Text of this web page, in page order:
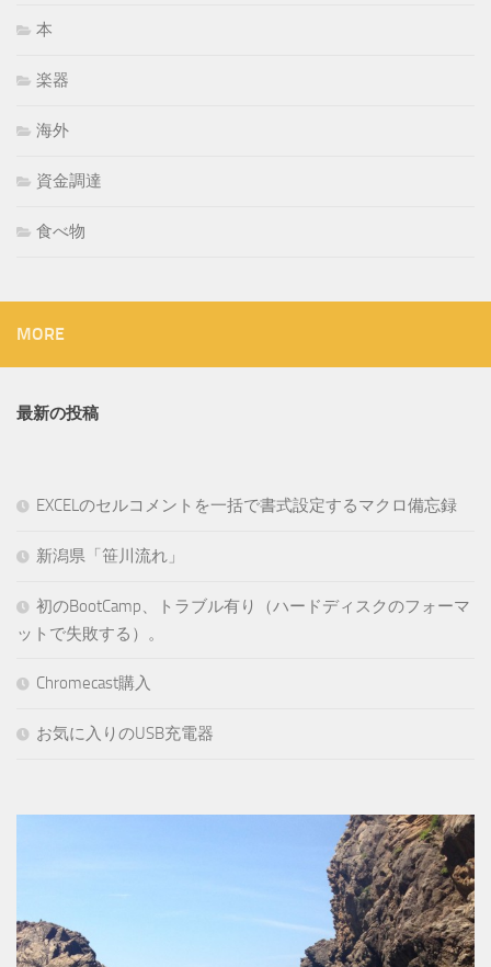
本
楽器
海外
資金調達
食べ物
MORE
最新の投稿
EXCELのセルコメントを一括で書式設定するマクロ備忘録
新潟県「笹川流れ」
初のBootCamp、トラブル有り（ハードディスクのフォーマ
ットで失敗する）。
Chromecast購入
お気に入りのUSB充電器